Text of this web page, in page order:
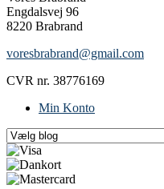
Engdalsvej 96
8220 Brabrand
voresbrabrand@gmail.com
CVR nr. 38776169
Min Konto